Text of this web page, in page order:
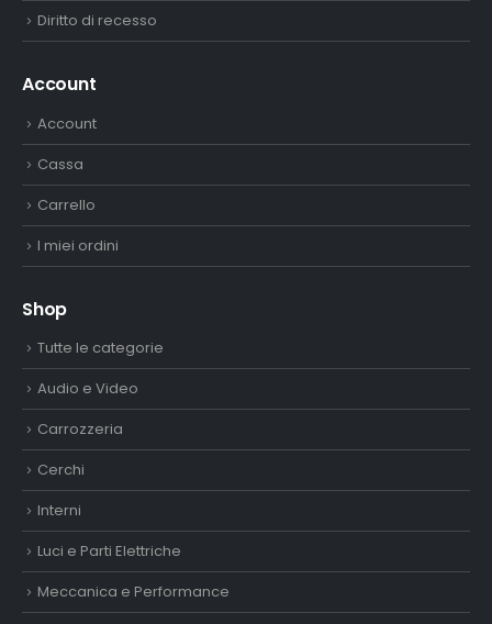
Diritto di recesso
Account
Account
Cassa
Carrello
I miei ordini
Shop
Tutte le categorie
Audio e Video
Carrozzeria
Cerchi
Interni
Luci e Parti Elettriche
Meccanica e Performance